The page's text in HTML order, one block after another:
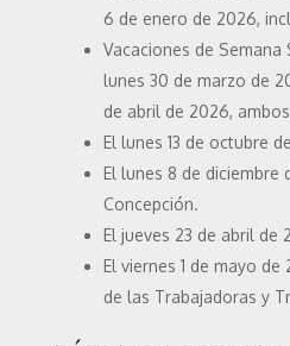
6 de enero de 2026,
Vacaciones de Semana
lunes 30 de marzo de
de abril de 2026,
El lunes 13 de octubre
El lunes 8 de diciembre
Concepción.
El jueves 23 de abril de
El viernes 1 de mayo
de las Trabajadoras y